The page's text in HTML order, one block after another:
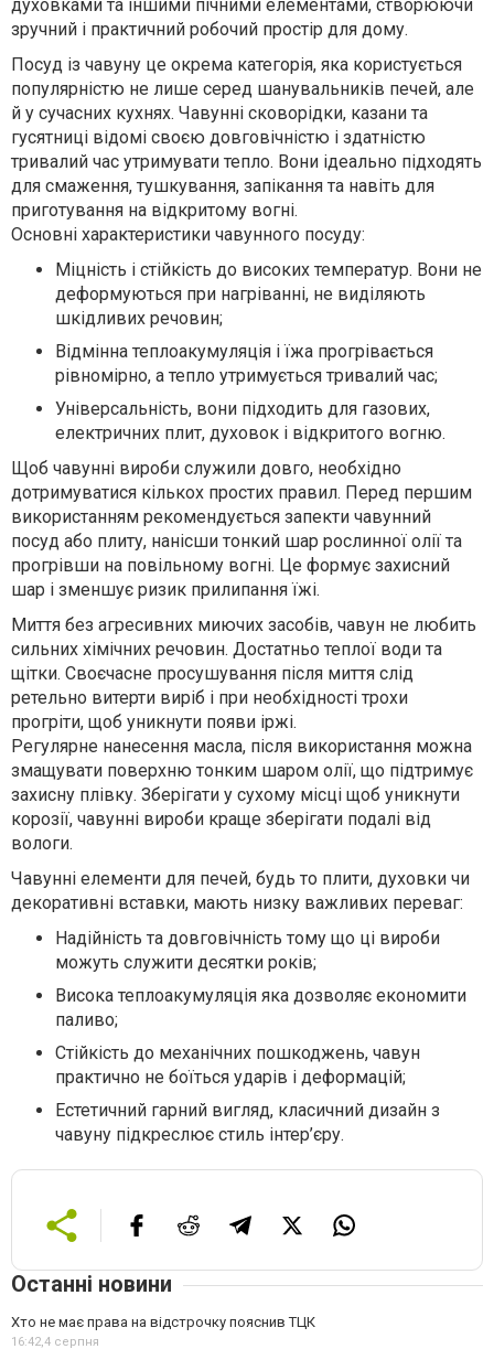
духовками та іншими пічними елементами, створюючи
зручний і практичний робочий простір для дому.
Посуд із чавуну це окрема категорія, яка користується
популярністю не лише серед шанувальників печей, але
й у сучасних кухнях. Чавунні сковорідки, казани та
гусятниці відомі своєю довговічністю і здатністю
тривалий час утримувати тепло. Вони ідеально підходять
для смаження, тушкування, запікання та навіть для
приготування на відкритому вогні.
Основні характеристики чавунного посуду:
Міцність і стійкість до високих температур. Вони не
деформуються при нагріванні, не виділяють
шкідливих речовин;
Відмінна теплоакумуляція і їжа прогрівається
рівномірно, а тепло утримується тривалий час;
Універсальність, вони підходить для газових,
електричних плит, духовок і відкритого вогню.
Щоб чавунні вироби служили довго, необхідно
дотримуватися кількох простих правил. Перед першим
використанням рекомендується запекти чавунний
посуд або плиту, нанісши тонкий шар рослинної олії та
прогрівши на повільному вогні. Це формує захисний
шар і зменшує ризик прилипання їжі.
Миття без агресивних миючих засобів, чавун не любить
сильних хімічних речовин. Достатньо теплої води та
щітки. Своєчасне просушування після миття слід
ретельно витерти виріб і при необхідності трохи
прогріти, щоб уникнути появи іржі.
Регулярне нанесення масла, після використання можна
змащувати поверхню тонким шаром олії, що підтримує
захисну плівку. Зберігати у сухому місці щоб уникнути
корозії, чавунні вироби краще зберігати подалі від
вологи.
Чавунні елементи для печей, будь то плити, духовки чи
декоративні вставки, мають низку важливих переваг:
Надійність та довговічність тому що ці вироби
можуть служити десятки років;
Висока теплоакумуляція яка дозволяє економити
паливо;
Стійкість до механічних пошкоджень, чавун
практично не боїться ударів і деформацій;
Естетичний гарний вигляд, класичний дизайн з
чавуну підкреслює стиль інтер’єру.
Останні новини
Хто не має права на відстрочку пояснив ТЦК
16:42,4 серпня